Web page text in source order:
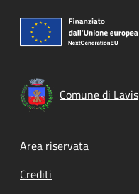
Comune di Lavis
Footer menu
Area riservata
Crediti